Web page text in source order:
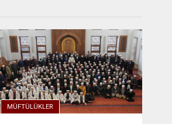
MÜFTÜLÜKLER